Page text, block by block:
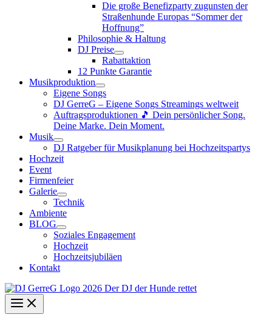
Die große Benefizparty zugunsten der
Straßenhunde Europas “Sommer der
Hoffnung”
Philosophie & Haltung
DJ Preise
Rabattaktion
12 Punkte Garantie
Musikproduktion
Eigene Songs
DJ GerreG – Eigene Songs Streamings weltweit
Auftragsproduktionen 🎵 Dein persönlicher Song.
Deine Marke. Dein Moment.
Musik
DJ Ratgeber für Musikplanung bei Hochzeitspartys
Hochzeit
Event
Firmenfeier
Galerie
Technik
Ambiente
BLOG
Soziales Engagement
Hochzeit
Hochzeitsjubiläen
Kontakt